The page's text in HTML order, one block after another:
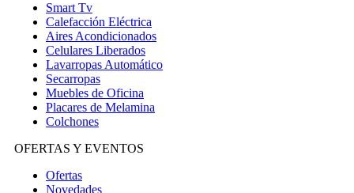
Smart Tv
Calefacción Eléctrica
Aires Acondicionados
Celulares Liberados
Lavarropas Automático
Secarropas
Muebles de Oficina
Placares de Melamina
Colchones
OFERTAS Y EVENTOS
Ofertas
Novedades